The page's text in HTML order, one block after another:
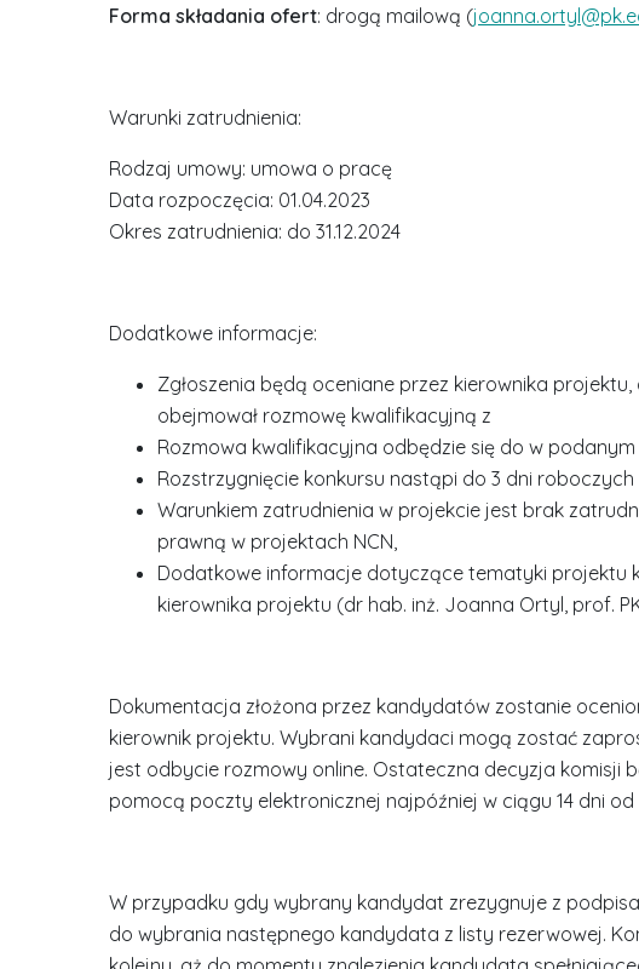
Forma składania ofert: drogą mailową (
Warunki zatrudnienia:
Rodzaj umowy: umowa o pracę
Data rozpoczęcia: 01.04.2023
Okres zatrudnienia: do 31.12.2024
Dodatkowe informacje:
Zgłoszenia będą oceniane przez kierownika
obejmował rozmowę kwalifikacyjną z
Rozmowa kwalifikacyjna odbędzie się do w
Rozstrzygnięcie konkursu nastąpi do 3 dni
Warunkiem zatrudnienia w projekcie jest brak
prawną w projektach NCN,
Dodatkowe informacje dotyczące tematyki projektu
kierownika projektu (dr hab. inż. Joanna Ortyl, prof.
Dokumentacja złożona przez kandydatów zostanie
kierownik projektu. Wybrani kandydaci mogą zostać
jest odbycie rozmowy online. Ostateczna decyzja komisji
pomocą poczty elektronicznej najpóźniej w ciągu 14 dni
W przypadku gdy wybrany kandydat zrezygnuje z
do wybrania następnego kandydata z listy rezerwowej.
r